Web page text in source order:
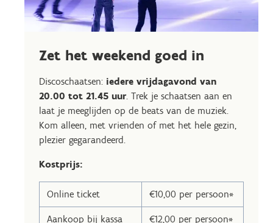
Zet het weekend goed in
Discoschaatsen: iedere vrijdagavond van
20.00 tot 21.45 uur. Trek je schaatsen aan en
laat je meeglijden op de beats van de muziek.
Kom alleen, met vrienden of met het hele gezin,
plezier gegarandeerd.
Kostprijs:
Online ticket €10,00 per persoon*
Aankoop bij kassa €12,00 per persoon*